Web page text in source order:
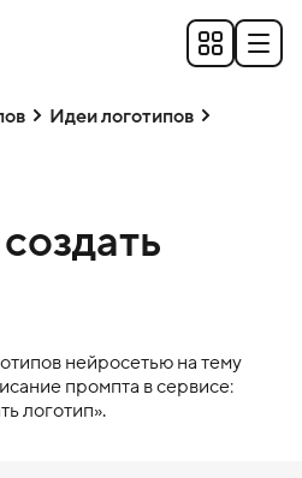
Идеи логотипов
нейросетью на тему
промпта в сервисе:
логотип».